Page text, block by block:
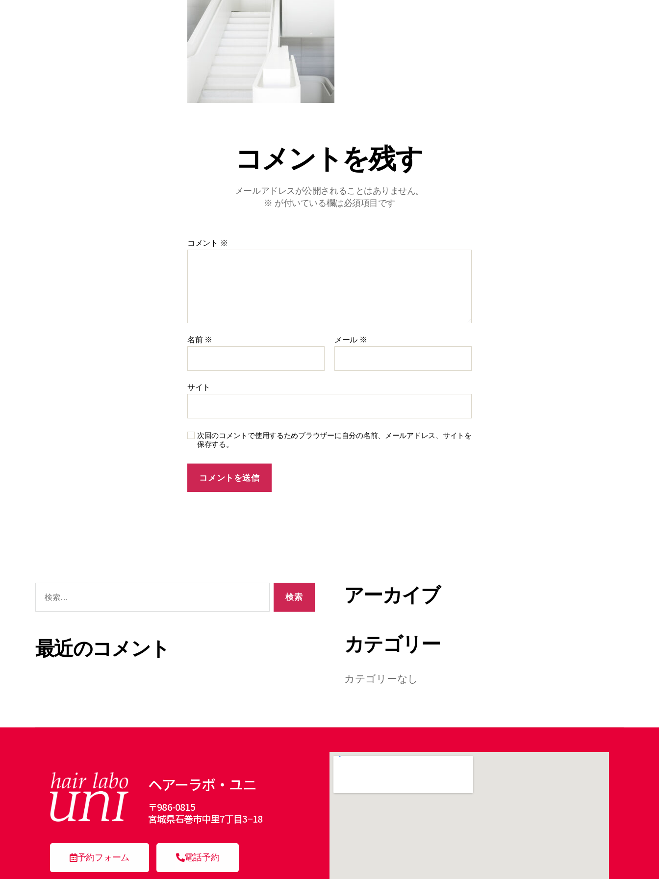
コメントを残す
メールアドレスが公開されることはありません。
※ が付いている欄は必須項目です
コメント ※
名前 ※ メール ※
サイト
次回のコメントで使用するためブラウザーに自分の名前、メールアドレス、サイトを
保存する。
最近のコメント
アーカイブ
カテゴリー
カテゴリーなし
ヘアーラボ・ユニ
〒986-0815
宮城県石巻市中里7丁目3−18
予約フォーム 電話予約